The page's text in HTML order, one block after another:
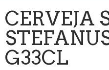
CERVEJA
G33CL